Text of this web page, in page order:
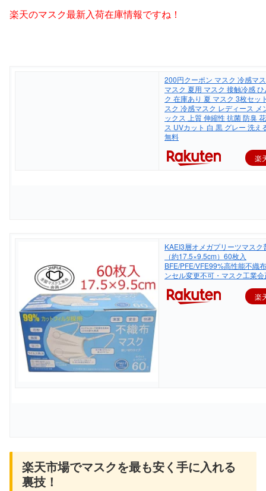
楽天のマスク最新入荷在庫情報ですね！
200円クーポン マスク 冷感マ
マスク 夏用 マスク 接触冷感
ク 在庫あり 夏 マスク 3枚セッ
スク 冷感マスク レディース メ
ックス 上質 伸縮性 抗菌 防臭
ス UVカット 白 黒 グレー 洗え
無料
楽
KAEI3層オメガプリーツマスク
（約17.5×9.5cm）60枚入
BFE/PFE/VFE99%高性能不織
ンセル変更不可・マスク工業
楽
楽天市場でマスクを最も安く手に入れる
裏技！